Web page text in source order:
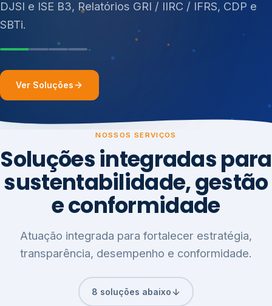
Ver Soluções
NOSSOS SERVIÇOS
Soluções integradas para
sustentabilidade, gestão
e conformidade
Atuação integrada para fortalecer estratégia,
transparência, desempenho e conformidade.
8 soluções abaixo